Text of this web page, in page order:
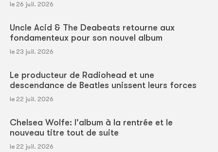
le 26 juil. 2026
Uncle Acid & The Deabeats retourne aux
fondamenteux pour son nouvel album
le 23 juil. 2026
Le producteur de Radiohead et une
descendance de Beatles unissent leurs forces
le 22 juil. 2026
Chelsea Wolfe: l'album à la rentrée et le
nouveau titre tout de suite
le 22 juil. 2026